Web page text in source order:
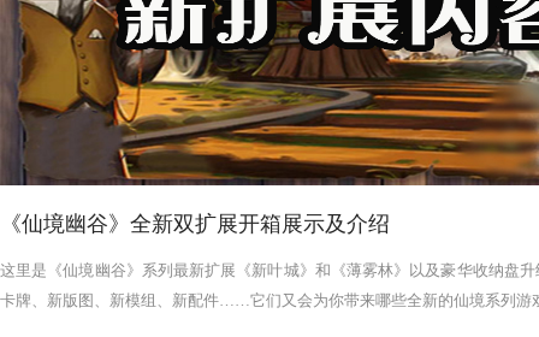
《仙境幽谷》全新双扩展开箱展示及介绍
这里是《仙境幽谷》系列最新扩展《新叶城》和《薄雾林》以及豪华收纳盘
卡牌、新版图、新模组、新配件……它们又会为你带来哪些全新的仙境系列游